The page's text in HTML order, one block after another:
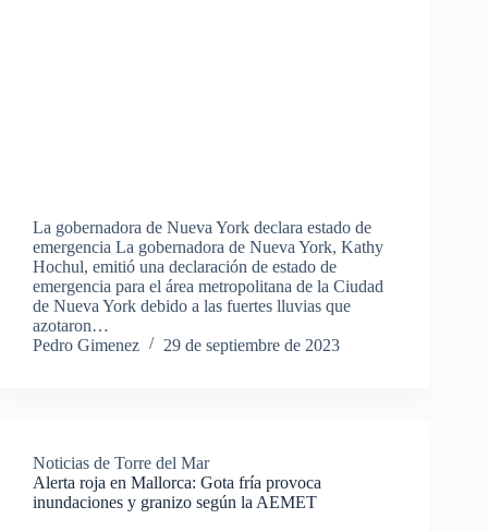
La gobernadora de Nueva York declara estado de
emergencia La gobernadora de Nueva York, Kathy
Hochul, emitió una declaración de estado de
emergencia para el área metropolitana de la Ciudad
de Nueva York debido a las fuertes lluvias que
azotaron…
Pedro Gimenez
29 de septiembre de 2023
Noticias de Torre del Mar
Alerta roja en Mallorca: Gota fría provoca
inundaciones y granizo según la AEMET